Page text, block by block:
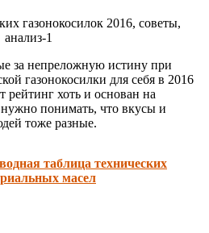
за непреложную истину при
газонокосилки для себя в 2016
рейтинг хоть и основан на
понимать, что вкусы и
тоже разные.
таблица технических
масел